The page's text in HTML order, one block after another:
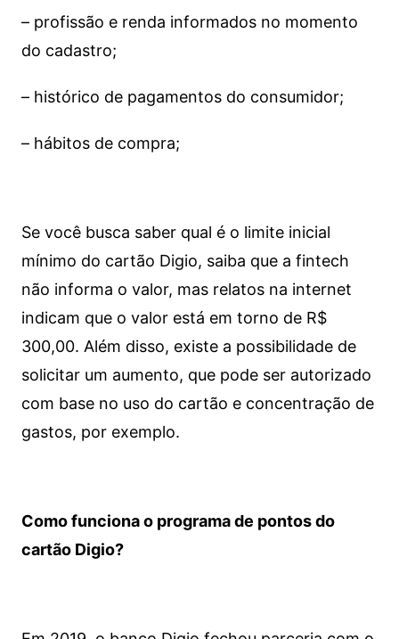
– profissão e renda informados no momento
do cadastro;
– histórico de pagamentos do consumidor;
– hábitos de compra;
Se você busca saber qual é o limite inicial
mínimo do cartão Digio, saiba que a fintech
não informa o valor, mas relatos na internet
indicam que o valor está em torno de R$
300,00. Além disso, existe a possibilidade de
solicitar um aumento, que pode ser autorizado
com base no uso do cartão e concentração de
gastos, por exemplo.
Como funciona o programa de pontos do
cartão Digio?